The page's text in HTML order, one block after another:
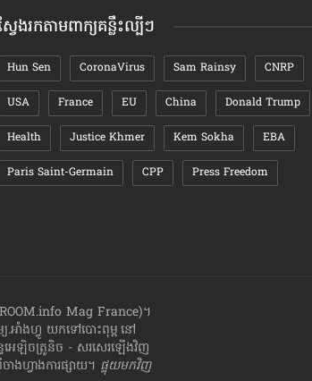
៧យ៉ាង ​ដែល​ភរិយា​គ្រប់​រូប​ចង់​បាន ពី​ស្វាមី​
លួន
វែងរកតាមពាក្យគន្លឹះល្បីៗ
Hun Sen CoronaVirus Sam Rainsy CNRP
USA France EU China Donald Trump
Health Justice Khmer Kem Sokha EBA
Paris Saint-Germain CPP Press Freedom
Mag France)។
.អាំងហ្វូ យក​ទៅ​​បោះពុម្ព នៅ
អេឡិចត្រូនិច - សរសេរ​ឡើង​វិញ
ហ្វាង​ការ​ផ្សាយ​។ ផ្ទុយមកវិញ